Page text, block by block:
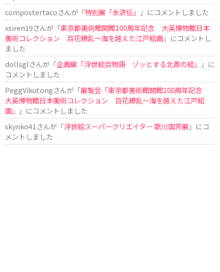
compostertacoさんが「特別展「水滸伝」
」にコメントしました
xsiren19さんが「東京都美術館開館100周年記念 大英博物館日本
美術コレクション 百花繚乱～海を越えた江戸絵画」にコメントし
ました
dollsglさんが「企画展「浮世絵百物語 ゾッとする北斎の絵」
」に
コメントしました
PeggVikutongさんが「展覧会「東京都美術館開館100周年記念
大英博物館日本美術コレクション 百花繚乱〜海を越えた江戸絵
画」
」にコメントしました
skynko41 さんが「浮世絵スーパークリエイター 歌川国芳展 」にコ
メントしました